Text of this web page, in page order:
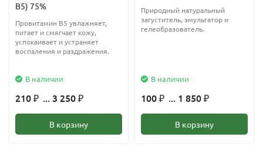
В5) 75%
Провитамин В5 увлажняет,
питает и смягчает кожу,
успокаивает и устраняет
воспаления и раздражения.
В наличии
210 ₽ ... 3 250 ₽
В корзину
Природный натуральный
загуститель, эмульгатор и
гелеобразователь.
В наличии
100 ₽ ... 1 850 ₽
В корзину